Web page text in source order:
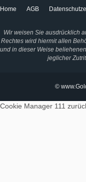
Home AGB
Wir weisen Sie ausdrücklich
Rechtes wird hiermit allen
und in dieser Weise
jeglicher
©
Cookie Manager 111